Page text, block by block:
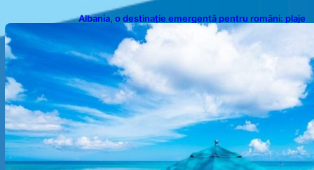
Albania, o destinație emergentă pentru români: plaje
spectaculoase, ape turcoaz și prețuri accesibile